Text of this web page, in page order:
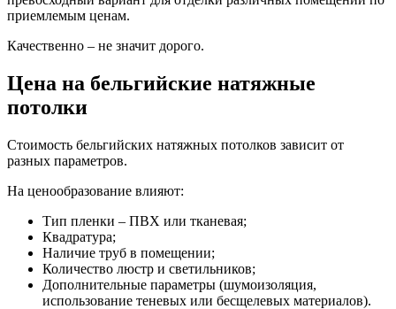
приемлемым ценам.
Качественно – не значит дорого.
Цена на бельгийские натяжные
потолки
Стоимость бельгийских натяжных потолков зависит от
разных параметров.
На ценообразование влияют:
Тип пленки – ПВХ или тканевая;
Квадратура;
Наличие труб в помещении;
Количество люстр и светильников;
Дополнительные параметры (шумоизоляция,
использование теневых или бесщелевых материалов).